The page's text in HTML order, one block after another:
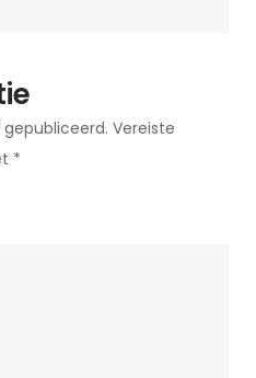
Vereiste
*